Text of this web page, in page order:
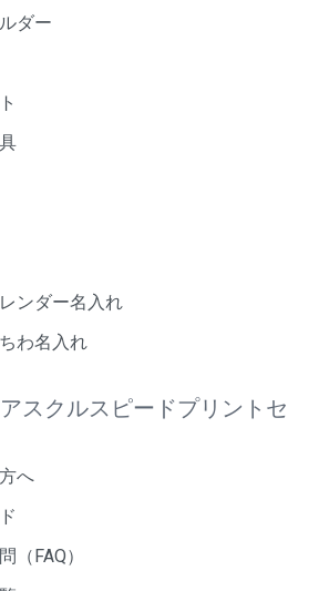
ダー
ンダー名入れ
わ名入れ
スクルスピードプリントセ
へ
（FAQ）